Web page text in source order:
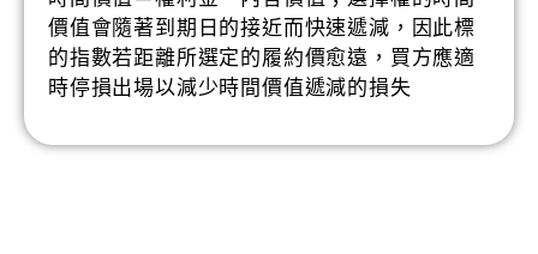
價值會隨著到期日的接近而快速遞減，因此標
的指數若距離所選定的履約價愈遠，買方應適
時停損出場以減少時間價值遞減的損失